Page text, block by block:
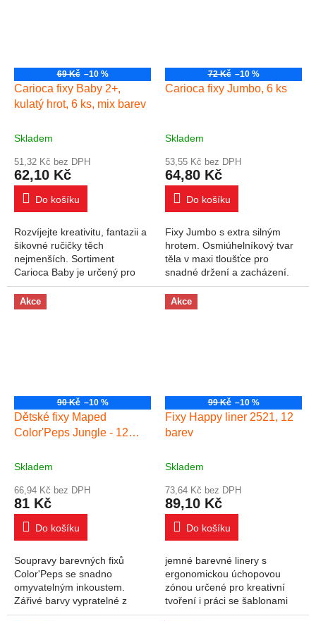
69 Kč –10 %
Carioca fixy Baby 2+,
kulatý hrot, 6 ks, mix barev
Skladem
51,32 Kč bez DPH
62,10 Kč
Do košíku
Rozvíjejte kreativitu, fantazii a
šikovné ručičky těch
nejmenších. Sortiment
Carioca Baby je určený pro
děti od 12 do 36 měsíců, je
nejen bezpečný a nezávadný,
ale také plný...
72 Kč –10 %
Carioca fixy Jumbo, 6 ks
Skladem
53,55 Kč bez DPH
64,80 Kč
Do košíku
Fixy Jumbo s extra silným
hrotem. Osmiúhelníkový tvar
těla v maxi tloušťce pro
snadné držení a zacházení.
Vhodné pro běžné kreslení,
do škol nebo výtvarných
kroužků. Nevhodné...
Akce
90 Kč –10 %
Dětské fixy Maped
Color'Peps Jungle - 12
Skladem
66,94 Kč bez DPH
81 Kč
Do košíku
Soupravy barevných fixů
Color'Peps se snadno
omyvatelným inkoustem.
Zářivé barvy vypratelné z
většiny textilií. Hrot odolný
Akce
99 Kč –10 %
Fixy Happy liner 2521, 12
barev
Skladem
73,64 Kč bez DPH
89,10 Kč
Do košíku
jemné barevné linery s
ergonomickou úchopovou
zónou určené pro kreativní
tvoření i práci se šablonami
jemný plastový hrot odolný